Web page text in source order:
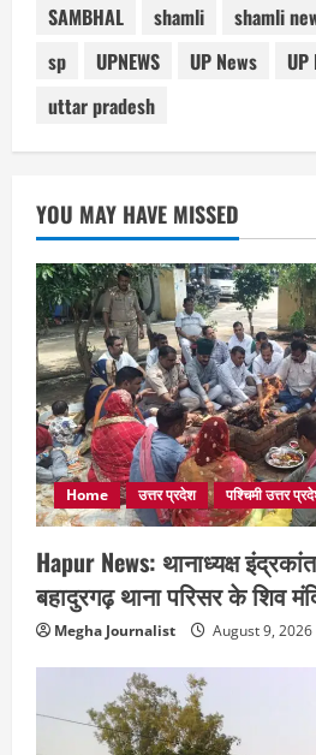
SAMBHAL
shamli shamli
sp
UPNEWS UP News
UP
uttar pradesh
YOU MAY HAVE MISSED
Home उत्तर प्रदेश पश्चिमी उत्तर
Hapur News: थानाध्यक्ष
बहादुरगढ़ थाना परिसर के शिव
Megha Journalist August 9, 2026